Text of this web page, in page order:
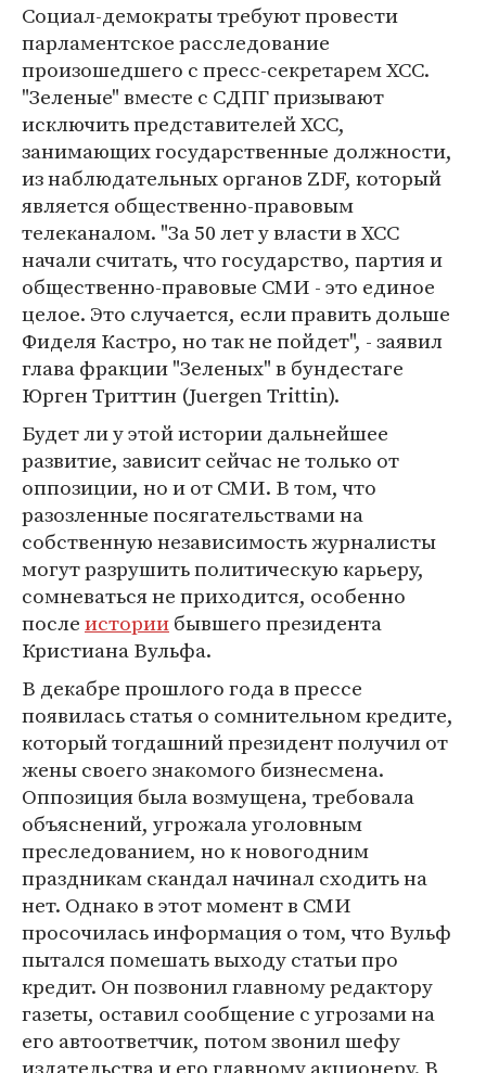
Социал-демократы требуют провести
парламентское расследование
произошедшего с пресс-секретарем ХСС.
"Зеленые" вместе с СДПГ призывают
исключить представителей ХСС,
занимающих государственные должности,
из наблюдательных органов ZDF, который
является общественно-правовым
телеканалом. "За 50 лет у власти в ХСС
начали считать, что государство, партия и
общественно-правовые СМИ - это единое
целое. Это случается, если править дольше
Фиделя Кастро, но так не пойдет", - заявил
глава фракции "Зеленых" в бундестаге
Юрген Триттин (Juergen Trittin).
Будет ли у этой истории дальнейшее
развитие, зависит сейчас не только от
оппозиции, но и от СМИ. В том, что
разозленные посягательствами на
собственную независимость журналисты
могут разрушить политическую карьеру,
сомневаться не приходится, особенно
послеисториибывшего президента
Кристиана Вульфа.
В декабре прошлого года в прессе
появилась статья о сомнительном кредите,
который тогдашний президент получил от
жены своего знакомого бизнесмена.
Оппозиция была возмущена, требовала
объяснений, угрожала уголовным
преследованием, но к новогодним
праздникам скандал начинал сходить на
нет. Однако в этот момент в СМИ
просочилась информация о том, что Вульф
пытался помешать выходу статьи про
кредит. Он позвонил главному редактору
газеты, оставил сообщение с угрозами на
его автоответчик, потом звонил шефу